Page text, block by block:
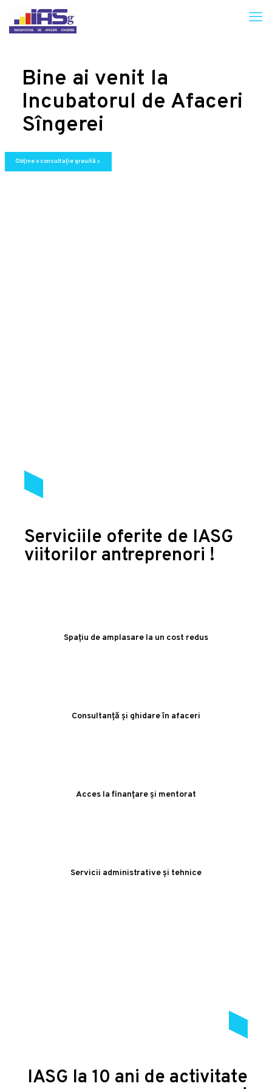
Bine ai venit la
Incubatorul de Afaceri
Sîngerei
Obține o consultație grauită chevron_right
Serviciile oferite de IASG
viitorilor antreprenori !
Spațiu de amplasare la un cost redus
Consultanță și ghidare în afaceri
Acces la finanțare și mentorat
Servicii administrative și tehnice
IASG la 10 ani de activitate